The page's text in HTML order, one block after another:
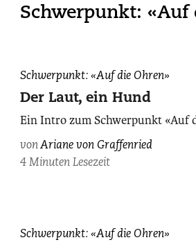
Schwerpunkt: «Auf
Ariane
Graffenried,
fotografiert
Michael
Schwerpunkt: «Auf die Ohren»
Der Laut, ein Hund
Ein Intro zum Schwerpunkt «Auf
vonAriane von Graffenried
4 Minuten Lesezeit
Melinda
Schwerpunkt: «Auf die Ohren»